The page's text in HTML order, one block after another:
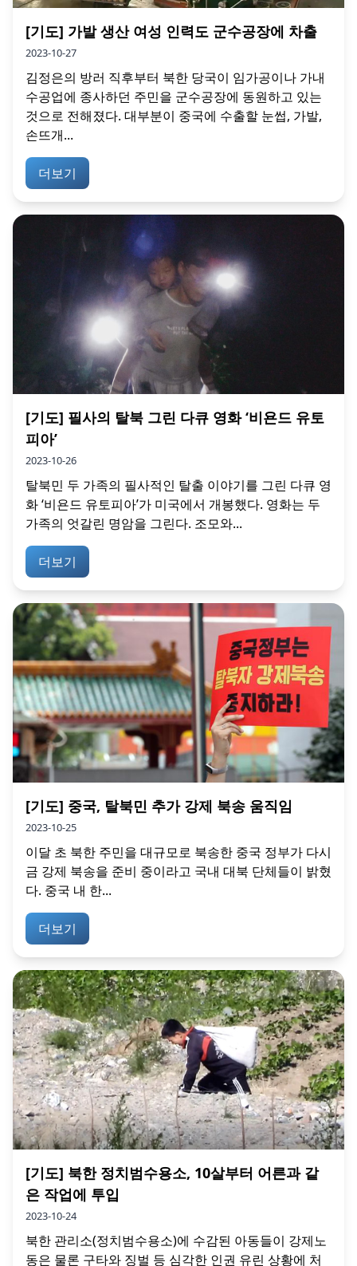
[기도] 가발 생산 여성 인력도 군수공장에 차출
2023-10-27
김정은의 방러 직후부터 북한 당국이 임가공이나 가내
수공업에 종사하던 주민을 군수공장에 동원하고 있는
것으로 전해졌다. 대부분이 중국에 수출할 눈썹, 가발,
손뜨개...
더보기
[기도] 필사의 탈북 그린 다큐 영화 ‘비욘드 유토
피아’
2023-10-26
탈북민 두 가족의 필사적인 탈출 이야기를 그린 다큐 영
화 ‘비욘드 유토피아’가 미국에서 개봉했다. 영화는 두
가족의 엇갈린 명암을 그린다. 조모와...
더보기
[기도] 중국, 탈북민 추가 강제 북송 움직임
2023-10-25
이달 초 북한 주민을 대규모로 북송한 중국 정부가 다시
금 강제 북송을 준비 중이라고 국내 대북 단체들이 밝혔
다. 중국 내 한...
더보기
[기도] 북한 정치범수용소, 10살부터 어른과 같
은 작업에 투입
2023-10-24
북한 관리소(정치범수용소)에 수감된 아동들이 강제노
동은 물론 구타와 징벌 등 심각한 인권 유린 상황에 처